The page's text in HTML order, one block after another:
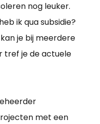
nog leuker.
ik qua subsidie?
je bij meerdere
tref je de actuele
met een